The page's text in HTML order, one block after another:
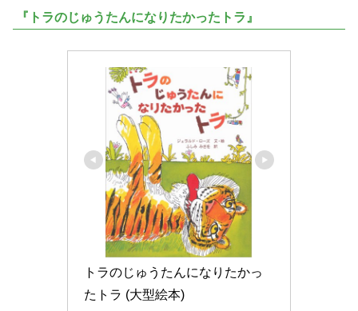
『トラのじゅうたんになりたかったトラ』
トラのじゅうたんになりたかっ
たトラ (大型絵本)